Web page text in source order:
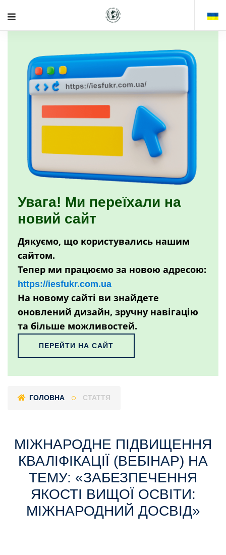
Увага! Ми переїхали на
новий сайт
Дякуємо, що користувались нашим
сайтом.
Тепер ми працюємо за новою адресою:
https://iesfukr.com.ua
На новому сайті ви знайдете
оновлений дизайн, зручну навігацію
та більше можливостей.
ПЕРЕЙТИ НА САЙТ
ГОЛОВНА СТАТТЯ
МІЖНАРОДНЕ ПІДВИЩЕННЯ
КВАЛІФІКАЦІЇ (ВЕБІНАР) НА
ТЕМУ: «ЗАБЕЗПЕЧЕННЯ
ЯКОСТІ ВИЩОЇ ОСВІТИ:
МІЖНАРОДНИЙ ДОСВІД»